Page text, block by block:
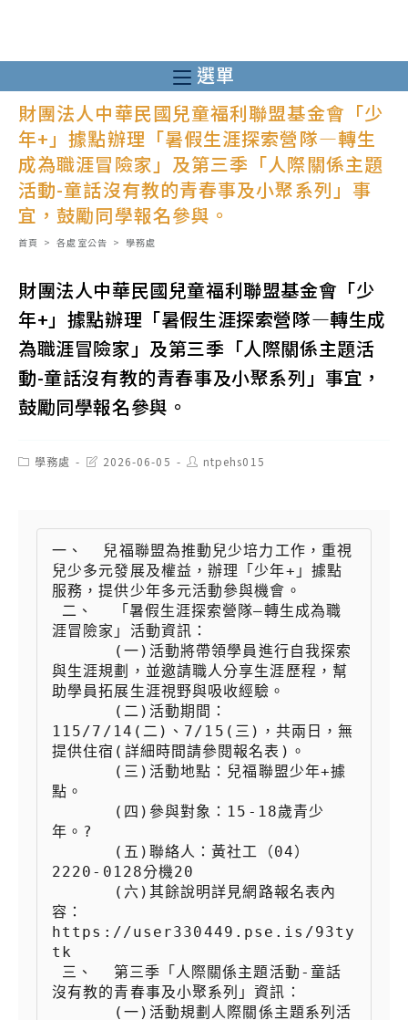
至
主
內
容
選單
財團法人中華民國兒童福利聯盟基金會「少
年+」據點辦理「暑假生涯探索營隊—轉生
成為職涯冒險家」及第三季「人際關係主題
活動-童話沒有教的青春事及小聚系列」事
宜，鼓勵同學報名參與。
首頁 > 各處室公告 > 學務處
財團法人中華民國兒童福利聯盟基金會「少
年+」據點辦理「暑假生涯探索營隊—轉生成
為職涯冒險家」及第三季「人際關係主題活
動-童話沒有教的青春事及小聚系列」事宜，
鼓勵同學報名參與。
Post學務處
Post2026-06-05
Post
author:
ntpehs015
一、  兒福聯盟為推動兒少培力工作，重視
兒少多元發展及權益，辦理「少年+」據點
服務，提供少年多元活動參與機會。
涯冒險家」活動資訊：
與生涯規劃，並邀請職人分享生涯歷程，幫
助學員拓展生涯視野與吸收經驗。
115/7/14(二)、7/15(三)，共兩日，無
提供住宿(詳細時間請參閱報名表)。
點。
年。?
2220-0128分機20
容：
https://user330449.pse.is/93ty
tk
沒有教的青春事及小聚系列」資訊：